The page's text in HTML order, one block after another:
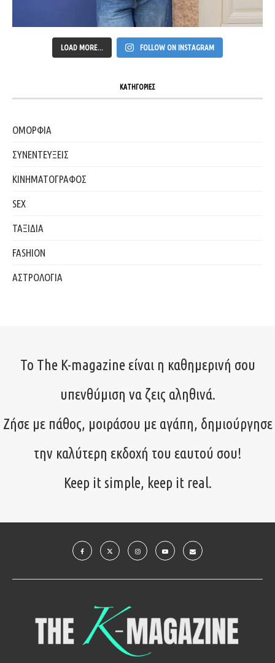
LOAD MORE... FOLLOW ON INSTAGRAM
ΚΑΤΗΓΟΡΙΕΣ
ΟΜΟΡΦΙΑ
ΣΥΝΕΝΤΕΥΞΕΙΣ
ΚΙΝΗΜΑΤΟΓΡΑΦΟΣ
SEX
ΤΑΞΙΔΙΑ
FASHION
ΑΣΤΡΟΛΟΓΙΑ
Το The K-magazine είναι η καθημερινή σου
υπενθύμιση να ζεις αληθινά.
Ζήσε με πάθος, μοιράσου με αγάπη, δημιούργησε
την καλύτερη εκδοχή του εαυτού σου!
Keep it simple, keep it real.